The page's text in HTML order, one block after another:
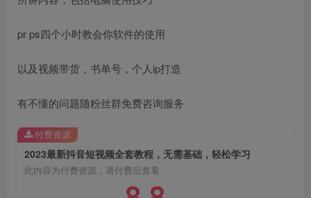
pr ps四个小时教会你软件的使用
以及视频带货，书单号，个人ip打造
有不懂的问题随粉丝群免费咨询服务
2023最新抖音短视频全套教程，无需基础，轻松学习
此内容为付费资源，请付费后查看
付费资源